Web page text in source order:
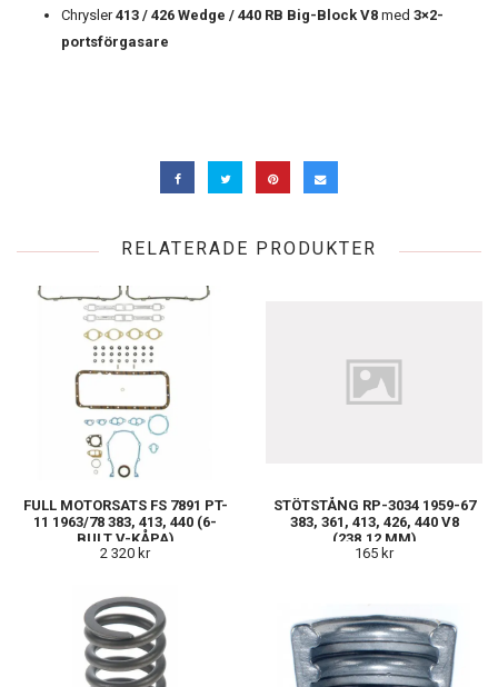
Chrysler413 / 426 Wedge / 440 RB Big-Block V8 med 3×2-
portsförgasare
RELATERADE PRODUKTER
FULL MOTORSATS FS 7891 PT-
11 1963/78 383, 413, 440 (6-
BULT V-KÅPA)
2 320 kr
STÖTSTÅNG RP-3034 1959-67
383, 361, 413, 426, 440 V8
(238,12 MM)
165 kr